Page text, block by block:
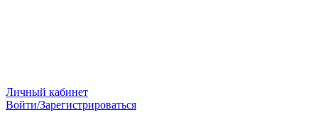
Личный кабинет
Войти/Зарегистрироваться